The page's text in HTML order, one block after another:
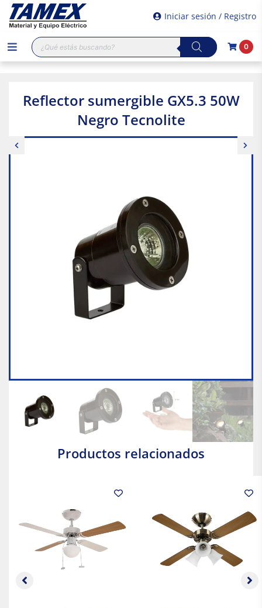
Iniciar sesión / Registro
Búsqueda
de
productos
0
Reflector sumergible GX5.3 50W
Negro Tecnolite
Productos relacionados